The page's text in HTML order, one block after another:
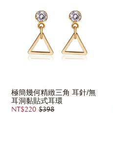
極簡幾何精緻三角 耳針/無
耳洞黏貼式耳環
NT$220 $398